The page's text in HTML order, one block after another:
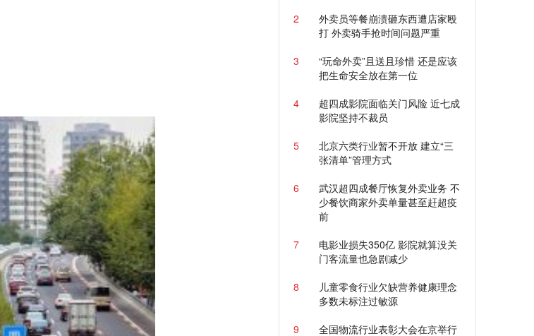
2
外卖员等餐崩溃砸东西遭店家殴
打 外卖骑手抢时间问题严重
3
“玩命外卖”且送且珍惜 还是应该
把生命安全放在第一位
4
超四成影院面临关门风险 近七成
影院坚持不裁员
5
北京六类行业暂不开放 建立“三
张清单”管理方式
6
武汉超四成餐厅恢复外卖业务 不
少餐饮商家外卖单量甚至赶超疫
前
7
电影业损失350亿 影院就算没关
门客流量也急剧减少
8
儿童零食行业欠缺营养健康理念
多数未标注过敏源
9
全国物流行业表彰大会在京举行